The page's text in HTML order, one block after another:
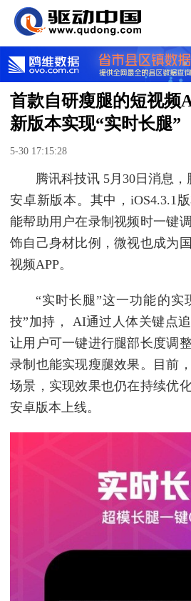
首款自研瘦腿的短视频
新版本实现“实时长腿”
5-30 17:15:28
腾讯科技讯 5月30日消息
安卓新版本。其中，iOS4.3.1
能帮助用户在录制视频时一键
饰自己身材比例，微视也成为
视频APP。
“实时长腿”这一功能的实
技”加持， AI通过人体关键点
让用户可一键进行腿部长度调
录制也能实现瘦腿效果。目前
场景，实现效果也仍在持续优
安卓版本上线。